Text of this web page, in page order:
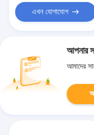
এখন যোগাযোগ
আপনার
আমাদের